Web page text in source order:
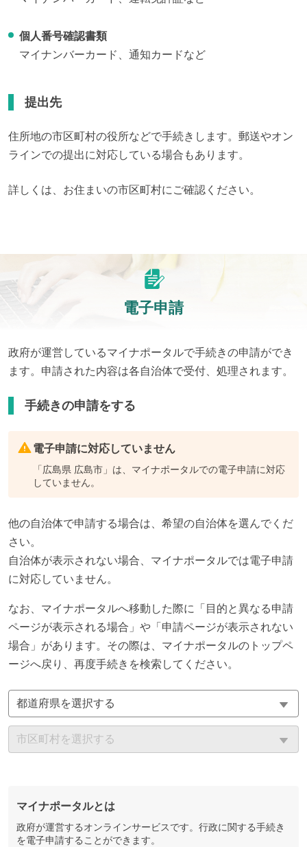
個人番号確認書類
マイナンバーカード、通知カードなど
提出先
住所地の市区町村の役所などで手続きします。郵送やオン
ラインでの提出に対応している場合もあります。
詳しくは、お住まいの市区町村にご確認ください。
電子申請
政府が運営しているマイナポータルで手続きの申請ができ
ます。申請された内容は各自治体で受付、処理されます。
手続きの申請をする
電子申請に対応していません
「広島県 広島市 」は、マイナポータルでの電子申請に対応
していません。
他の自治体で申請する場合は、希望の自治体を選んでくだ
さい。
自治体が表示されない場合、マイナポータルでは電子申請
に対応していません。
なお、マイナポータルへ移動した際に「目的と異なる申請
ページが表示される場合」や「申請ページが表示されない
場合」があります。その際は、マイナポータルのトップペ
ージへ戻り、再度手続きを検索してください。
マイナポータルとは
政府が運営するオンラインサービスです。行政に関する手続き
を電子申請することができます。